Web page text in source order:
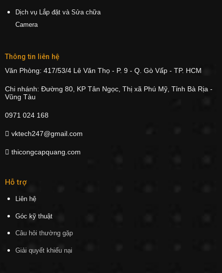
Dịch vụ Lắp đặt và Sửa chữa
Camera
Thông tin liên hệ
Văn Phòng: 417/53/4 Lê Văn Thọ - P. 9 - Q. Gò Vấp - TP. HCM
Chi nhánh: Đường 80, KP Tân Ngọc, Thị xã Phú Mỹ, Tỉnh Bà Rịa -
Vũng Tàu
0971 024 168
vktech247@gmail.com
thicongcapquang.com
Hỗ trợ
Liên hệ
Góc kỹ thuật
Câu hỏi thường gặp
Giải quyết khiếu nại